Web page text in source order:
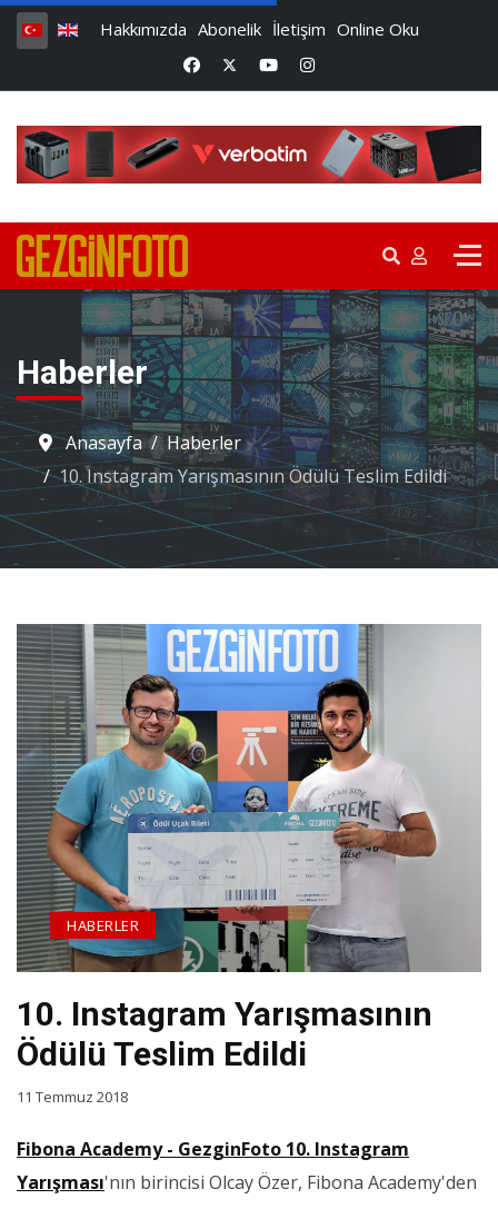
Hakkımızda Abonelik İletişim Online Oku
Haberler
Anasayfa
Haberler
10. Instagram Yarışmasının Ödülü Teslim Edildi
10. Instagram Yarışmasının
Ödülü Teslim Edildi
HABERLER
11 Temmuz 2018
Fibona Academy - GezginFoto 10. Instagram
Yarışması'nın birincisi Olcay Özer, Fibona Academy'den